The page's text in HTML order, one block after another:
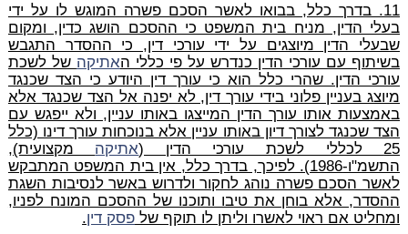
11. בדרך כלל, בבואו לאשר הסכם פשרה המוגש לו על ידי
בעלי הדין, מניח בית המשפט כי ההסכם הושג כדין, ומקום
שבעלי הדין מיוצגים על ידי עורכי דין, כי ההסדר התגבש
בשיתוף עם עורכי הדין כנדרש על פי כללי האתיקה של לשכת
עורכי הדין. שהרי כלל הוא כי עורך דין היודע כי הצד שכנגד
מיוצג בעניין פלוני בידי עורך דין, לא יפנה אל הצד שכנגד אלא
באמצעות אותו עורך הדין המייצגו באותו עניין, ולא ייפגש עם
הצד שכנגד לצורך דיון באותו עניין אלא בנוכחות עורך דינו (כלל
25 לכללי לשכת עורכי הדין (
אתיקה מקצועית),
התשמ"ו-1986). לפיכך, בדרך כלל, אין בית המשפט המתבקש
לאשר הסכם פשרה נוהג לחקור ולדרוש באשר לנסיבות השגת
ההסדר, אלא בוחן את טיבו ותוכנו של ההסכם המונח לפניו,
ומחליט אם ראוי לאשרו וליתן לו תוקף של פסק דין.